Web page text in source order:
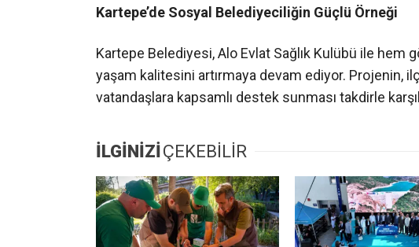
Kartepe’de Sosyal Belediyeciliğin Güçlü Örneği
Kartepe Belediyesi, Alo Evlat Sağlık Kulübü ile
yaşam kalitesini artırmaya devam ediyor. Projenin,
vatandaşlara kapsamlı destek sunması takdirle
İLGİNİZİÇEKEBİLİR